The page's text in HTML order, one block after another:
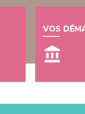
VOS
account_balance